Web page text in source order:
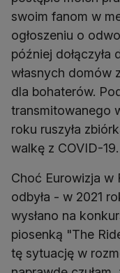
swoim fanom w
ogłoszeniu o
później
własnych domów
dla bohaterów.
transmitowanego
roku ruszyła
walkę z COVID-19.
Choć Eurowizja w
odbyła - w 2021
wysłano na
piosenką "The
tę sytuację w